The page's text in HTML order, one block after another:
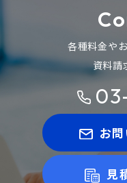
各種料金や
資料請
お
見